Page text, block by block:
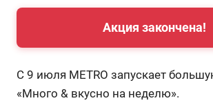
Акция закончена!
С 9 июля METRO запускает
«Много & вкусно на неделю».